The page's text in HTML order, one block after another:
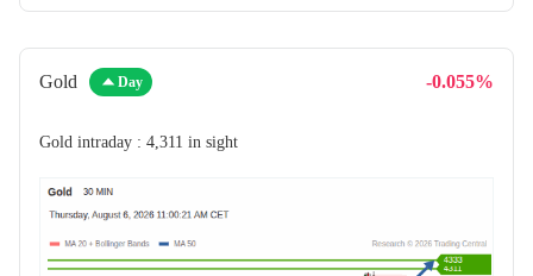
Gold Day -0.055%
Gold intraday : 4,311 in sight